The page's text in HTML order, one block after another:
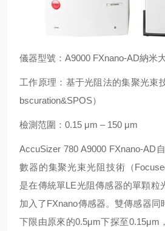
儀器型號：A9000 FXnano-AD納米
工作原理：基于光阻法的集聚光束
bscuration&SPOS）
檢測范圍：0.15 μm – 150 μm
AccuSizer 780 A9000 FXnano-AD
數器的集聚光束光阻技術（
是在傳統單LE光阻傳感器的單顆粒
加入了FXnano傳感器。雙傳感器同
下限由原來的0.5μm下探至0.15μm